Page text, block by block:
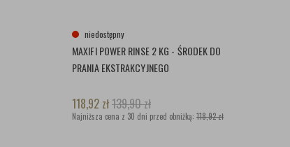
niedostępny
MAXIFI POWER RINSE 2 KG - ŚRODEK DO
PRANIA EKSTRAKCYJNEGO
118,92 zł139,90zł
Najniższa cena z 30 dni przed obniżką: 118,92 zł